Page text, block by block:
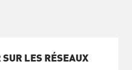
SUR LES RÉSEAUX